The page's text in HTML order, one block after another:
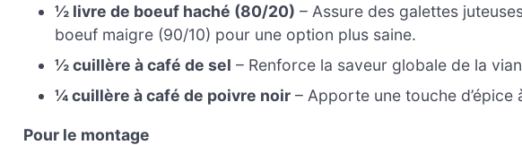
½ livre de boeuf haché (80/20) – Assure des galettes
boeuf maigre (90/10) pour une option plus saine.
½ cuillère à café de sel – Renforce la saveur globale de la
¼ cuillère à café de poivre noir – Apporte une touche d’épice
Pour le montage